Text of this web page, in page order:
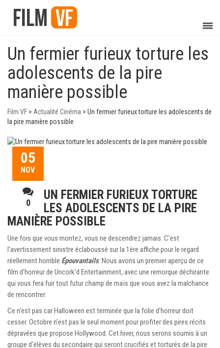
Un fermier furieux torture les
adolescents de la pire
manière possible
Film VF > Actualité Cinéma > Un fermier furieux torture les adolescents de
la pire manière possible
05
NOV
0
UN FERMIER FURIEUX TORTURE
LES ADOLESCENTS DE LA PIRE
MANIÈRE POSSIBLE
Une fois que vous montez, vous ne descendrez jamais. C'est
l'avertissement sinistre éclaboussé sur la 1ère affiche pour le regard
réellement horrible Épouvantails. Nous avons un premier aperçu de ce
film d'horreur de Uncork'd Entertainment, avec une remorque déchirante
qui vous fera fuir tout futur champ de maïs que vous avez la malchance
de rencontrer.
Ce n'est pas car Halloween est terminée que la folie d'horreur doit
cesser. Octobre n'est pas le seul moment pour profiter des pires récits
dépravées que propose Hollywood. Cet hiver, nous serons soumis à un
groupe d'élèves du secondaire qui seront crucifiés et torturés de la pire